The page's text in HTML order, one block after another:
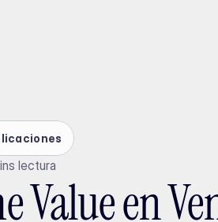
lectura
Value en